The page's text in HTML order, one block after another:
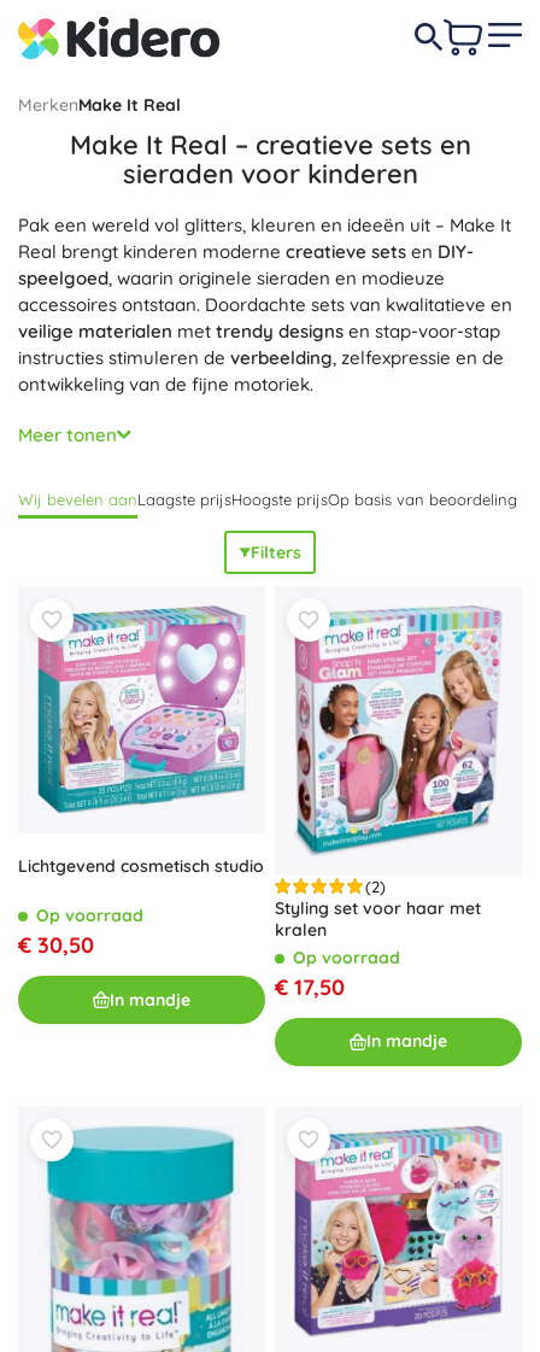
MerkenMake It Real
Make It Real – creatieve sets en
sieraden voor kinderen
Pak een wereld vol glitters, kleuren en ideeën uit – Make It
Real brengt kinderen moderne creatieve sets en DIY-
speelgoed, waarin originele sieraden en modieuze
accessoires ontstaan. Doordachte sets van kwalitatieve en
veilige materialen met trendy designs en stap-voor-stap
instructies stimuleren de verbeelding, zelfexpressie en de
ontwikkeling van de fijne motoriek.
In de Make It Real-collectie vind je creatieve sets voor het
maken van sieraden
haarelastieken. Ooknail artenkindermanicure,
glittertattoos, cosmeticasets enfashion design
schetsboeken met stickers ontbreken niet. Elke verpakking
bevat alles wat je nodig hebt (kralendoos, rijgsnoeren,
hangers, instructies) zodat knutselenmakkelijk en leukis.
Kiesstartersetsvoor beginners (ca. 6+) of grotere
ateliersetjes voor gevorderde makers – op basis van
thema, moeilijkheidsgraad of favoriete kleuren. Make It
Real is een fantastisch cadeau
voor verjaardagen en
Kerst: kinderen krijgen uren knutselplezier, training van
geduld,ontwikkeling van de fijne motorieken oog voor
design. Trendy motieven, kralen en kwalitatieve
componenten zorgen voor een professioneel ogend
resultaat waar jonge ontwerpers trots op zullen zijn.
Meer tonen
Wij bevelen aanLaagste prijsHoogste prijsOp basis van beoordeling
Filters
Lichtgevend cosmetisch studio
Op voorraad
€ 30,50
In mandje
(2)
Styling set voor haar met
kralen
Op voorraad
€ 17,50
In mandje